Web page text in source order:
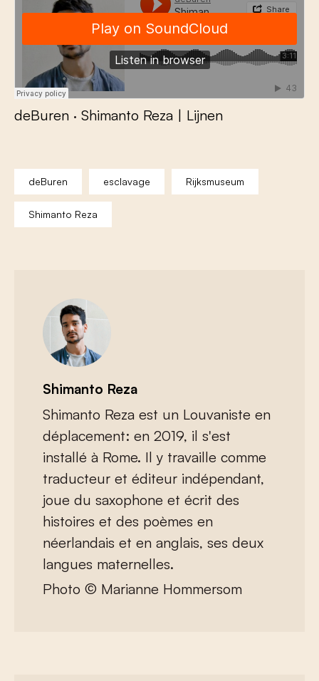
deBuren · Shimanto Reza | Lijnen
deBuren esclavage Rijksmuseum
Shimanto Reza
Shimanto Reza
Shimanto Reza est un Louvaniste en
déplacement: en 2019, il s'est
installé à Rome. Il y travaille comme
traducteur et éditeur indépendant,
joue du saxophone et écrit des
histoires et des poèmes en
néerlandais et en anglais, ses deux
langues maternelles.
Photo © Marianne Hommersom